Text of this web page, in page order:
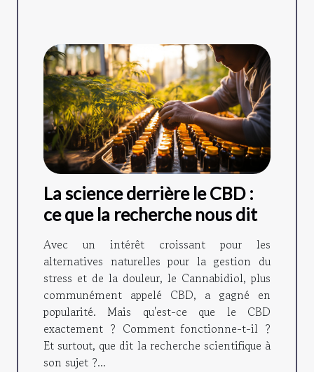
La science derrière le CBD :
ce que la recherche nous dit
Avec un intérêt croissant pour les
alternatives naturelles pour la gestion du
stress et de la douleur, le Cannabidiol, plus
communément appelé CBD, a gagné en
popularité. Mais qu'est-ce que le CBD
exactement ? Comment fonctionne-t-il ?
Et surtout, que dit la recherche scientifique à
son sujet ?...